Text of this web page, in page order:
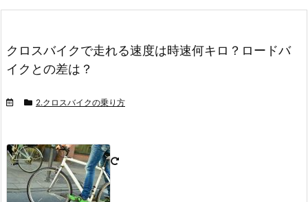
クロスバイクで走れる速度は時速何キロ？ロードバ
イクとの差は？
2.クロスバイクの乗り方